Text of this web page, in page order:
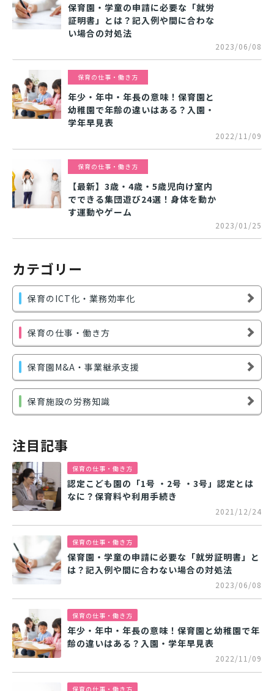
保育園・学童の申請に必要な「就労
証明書」とは？記入例や間に合わな
い場合の対処法
2023/06/08
保育の仕事・働き方
年少・年中・年長の意味！保育園と
幼稚園で年齢の違いはある？入園・
学年早見表
2022/11/09
保育の仕事・働き方
【最新】3歳・4歳・5歳児向け室内
でできる集団遊び24選！身体を動か
す運動やゲーム
2023/01/25
カテゴリー
保育のICT化・業務効率化
保育の仕事・働き方
保育園M&A・事業継承支援
保育施設の労務知識
注目記事
保育の仕事・働き方
認定こども園の「1号 ・2号 ・3号」認定とは
なに？保育料や利用手続き
2021/12/24
保育の仕事・働き方
保育園・学童の申請に必要な「就労証明書」と
は？記入例や間に合わない場合の対処法
2023/06/08
保育の仕事・働き方
年少・年中・年長の意味！保育園と幼稚園で年
齢の違いはある？入園・学年早見表
2022/11/09
保育の仕事・働き方